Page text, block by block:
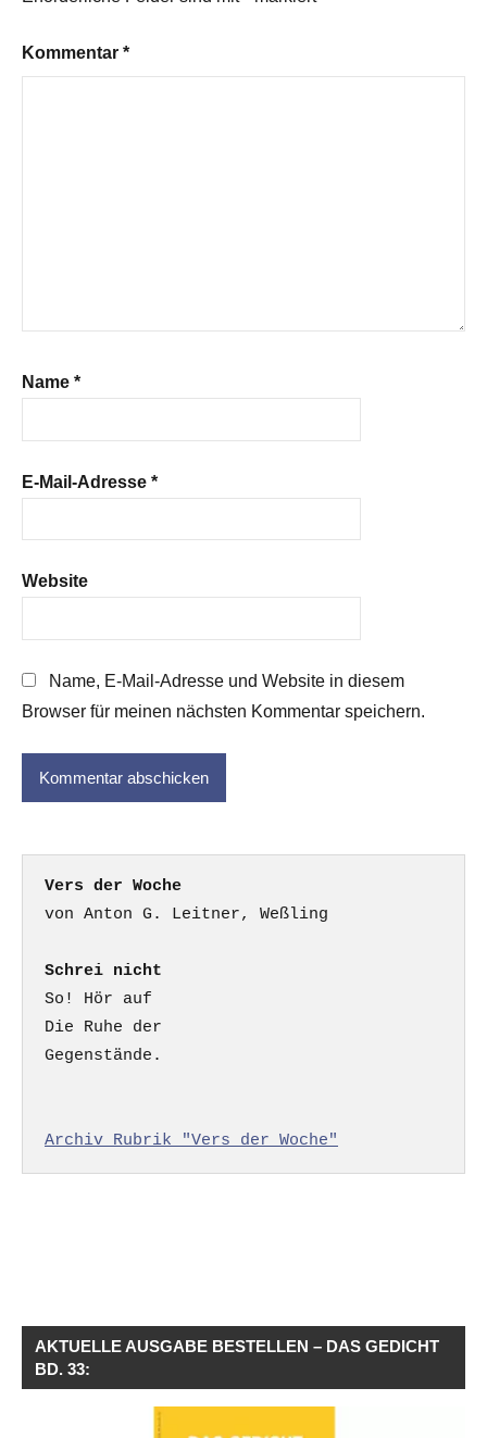
Kommentar *
Name *
E-Mail-Adresse *
Website
Name, E-Mail-Adresse und Website in diesem
Browser für meinen nächsten Kommentar speichern.
Vers der Woche
Schrei nicht
So! Hör auf
Die Ruhe der
Gegenstände.
Archiv Rubrik "Vers der Woche"
AKTUELLE AUSGABE BESTELLEN – DAS GEDICHT
BD. 33: